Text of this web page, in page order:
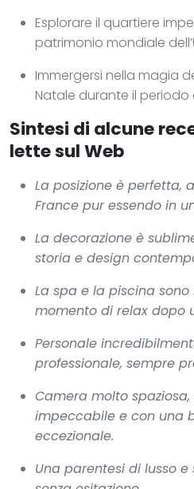
Esplorare il quartiere
patrimonio mondiale
Immergersi nella magia
Natale durante il periodo
Sintesi di alcune
lette sul Web
La posizione è perfetta,
France pur essendo in
La decorazione è
storia e design
La spa e la piscina
momento di relax dopo
Personale
professionale, sempre
Camera molto
impeccabile e con una
eccezionale.
Una parentesi di lusso